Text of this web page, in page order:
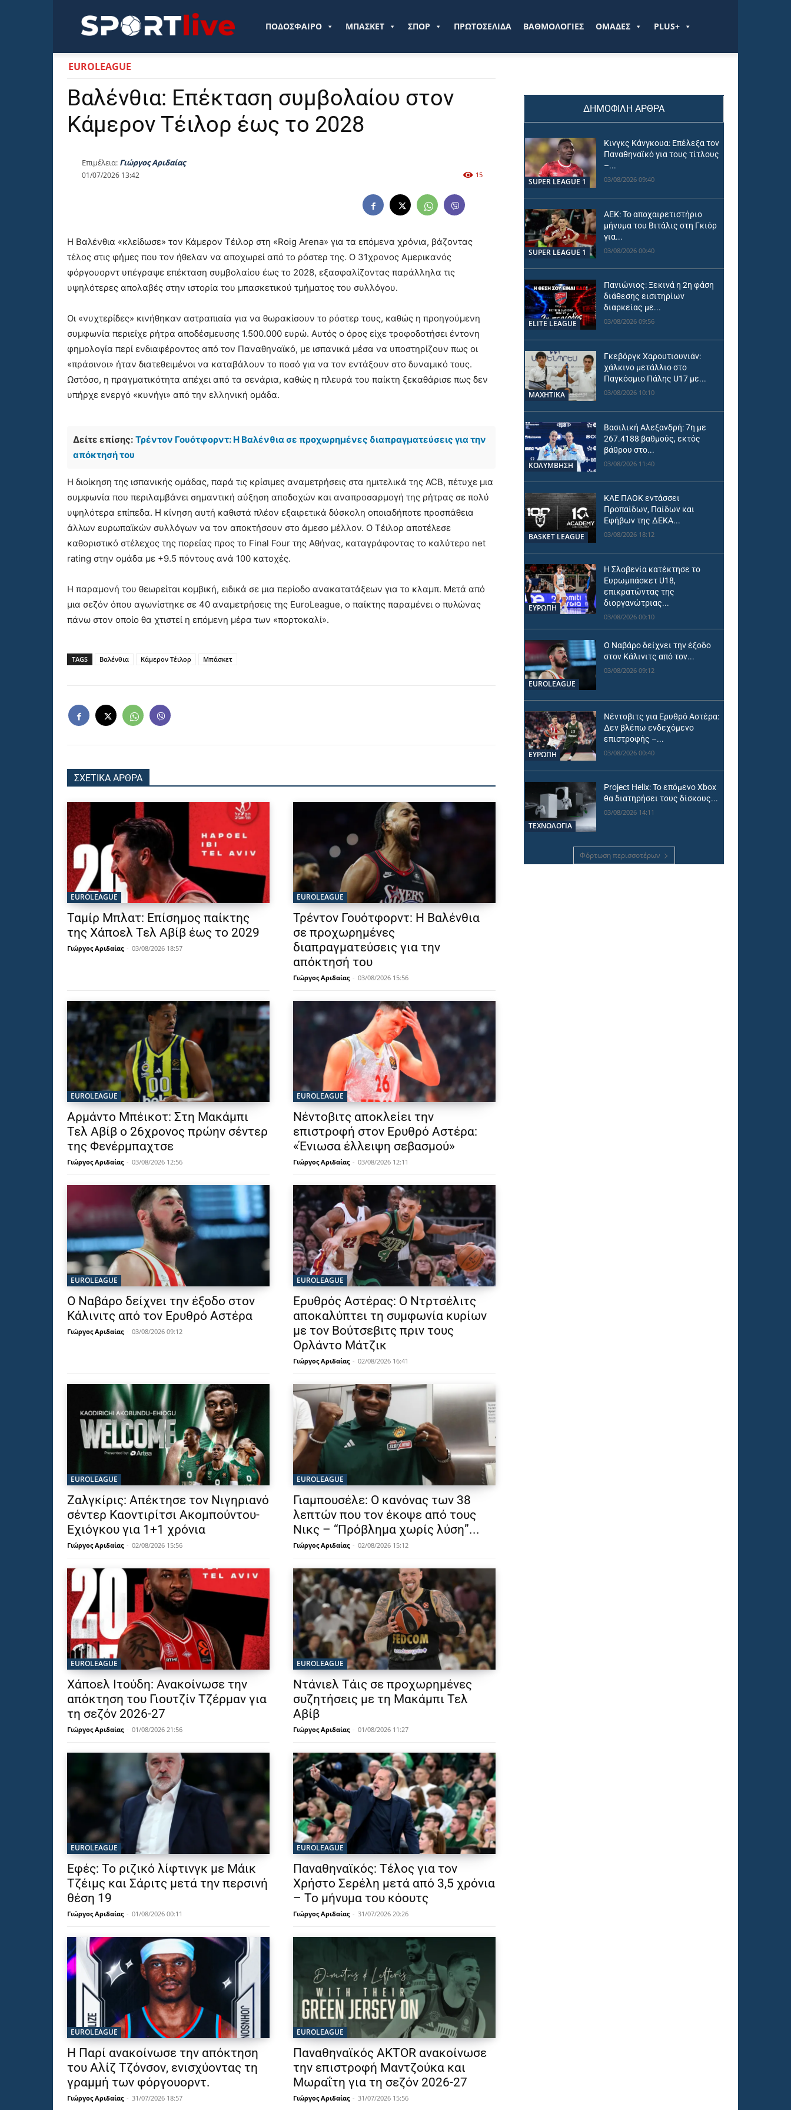
Sportlive.grΠΟΔΟΣΦΑΙΡΟ ΜΠΑΣΚΕΤ ΣΠΟΡ ΠΡΩΤΟΣΕΛΙΔΑ ΒΑΘΜΟΛΟΓΙΕΣ ΟΜΑΔΕΣ PLUS+
EUROLEAGUE
Βαλένθια: Επέκταση συμβολαίου στον
Κάμερον Τέιλορ έως το 2028
Επιμέλεια: Γιώργος Αριδαίας
01/07/2026 13:42 15
Η Βαλένθια «κλείδωσε» τον Κάμερον Τέιλορ στη «Roig Arena» για τα επόμενα χρόνια, βάζοντας
τέλος στις φήμες που τον ήθελαν να αποχωρεί από το ρόστερ της. Ο 31χρονος Αμερικανός
φόργουορντ υπέγραψε επέκταση συμβολαίου έως το 2028, εξασφαλίζοντας παράλληλα τις
υψηλότερες απολαβές στην ιστορία του μπασκετικού τμήματος του συλλόγου.
Οι «νυχτερίδες» κινήθηκαν αστραπιαία για να θωρακίσουν το ρόστερ τους, καθώς η προηγούμενη
συμφωνία περιείχε ρήτρα αποδέσμευσης 1.500.000 ευρώ. Αυτός ο όρος είχε τροφοδοτήσει έντονη
φημολογία περί ενδιαφέροντος από τον Παναθηναϊκό, με ισπανικά μέσα να υποστηρίζουν πως οι
«πράσινοι» ήταν διατεθειμένοι να καταβάλουν το ποσό για να τον εντάξουν στο δυναμικό τους.
Ωστόσο, η πραγματικότητα απέχει από τα σενάρια, καθώς η πλευρά του παίκτη ξεκαθάρισε πως δεν
υπήρχε ενεργό «κυνήγι» από την ελληνική ομάδα.
Δείτε επίσης: Τρέντον Γουότφορντ: Η Βαλένθια σε προχωρημένες διαπραγματεύσεις για την
απόκτησή του
Η διοίκηση της ισπανικής ομάδας, παρά τις κρίσιμες αναμετρήσεις στα ημιτελικά της ACB, πέτυχε μια
συμφωνία που περιλαμβάνει σημαντική αύξηση αποδοχών και αναπροσαρμογή της ρήτρας σε πολύ
υψηλότερα επίπεδα. Η κίνηση αυτή καθιστά πλέον εξαιρετικά δύσκολη οποιαδήποτε προσπάθεια
άλλων ευρωπαϊκών συλλόγων να τον αποκτήσουν στο άμεσο μέλλον. Ο Τέιλορ αποτέλεσε
καθοριστικό στέλεχος της πορείας προς το Final Four της Αθήνας, καταγράφοντας το καλύτερο net
rating στην ομάδα με +9.5 πόντους ανά 100 κατοχές.
Η παραμονή του θεωρείται κομβική, ειδικά σε μια περίοδο ανακατατάξεων για το κλαμπ. Μετά από
μια σεζόν όπου αγωνίστηκε σε 40 αναμετρήσεις της EuroLeague, ο παίκτης παραμένει ο πυλώνας
πάνω στον οποίο θα χτιστεί η επόμενη μέρα των «πορτοκαλί».
TAGS Βαλένθια Κάμερον Τέιλορ Μπάσκετ
ΣΧΕΤΙΚΑ ΑΡΘΡΑ
EUROLEAGUE
Ταμίρ Μπλατ: Επίσημος παίκτης
της Χάποελ Τελ Αβίβ έως το 2029
Γιώργος Αριδαίας - 03/08/2026 18:57
EUROLEAGUE
Τρέντον Γουότφορντ: Η Βαλένθια
σε προχωρημένες
διαπραγματεύσεις για την
απόκτησή του
Γιώργος Αριδαίας - 03/08/2026 15:56
EUROLEAGUE
Αρμάντο Μπέικοτ: Στη Μακάμπι
Τελ Αβίβ ο 26χρονος πρώην σέντερ
της Φενέρμπαχτσε
Γιώργος Αριδαίας - 03/08/2026 12:56
EUROLEAGUE
Νέντοβιτς αποκλείει την
επιστροφή στον Ερυθρό Αστέρα:
«Ένιωσα έλλειψη σεβασμού»
Γιώργος Αριδαίας - 03/08/2026 12:11
EUROLEAGUE
Ο Ναβάρο δείχνει την έξοδο στον
Κάλινιτς από τον Ερυθρό Αστέρα
Γιώργος Αριδαίας - 03/08/2026 09:12
EUROLEAGUE
Ερυθρός Αστέρας: Ο Ντρτσέλιτς
αποκαλύπτει τη συμφωνία κυρίων
με τον Βούτσεβιτς πριν τους
Ορλάντο Μάτζικ
Γιώργος Αριδαίας - 02/08/2026 16:41
EUROLEAGUE
Ζαλγκίρις: Απέκτησε τον Νιγηριανό
σέντερ Καοντιρίτσι Ακομπούντου-
Εχιόγκου για 1+1 χρόνια
Γιώργος Αριδαίας - 02/08/2026 15:56
EUROLEAGUE
Γιαμπουσέλε: Ο κανόνας των 38
λεπτών που τον έκοψε από τους
Νικς – “Πρόβλημα χωρίς λύση”...
Γιώργος Αριδαίας - 02/08/2026 15:12
EUROLEAGUE
Χάποελ Ιτούδη: Ανακοίνωσε την
απόκτηση του Γιουτζίν Τζέρμαν για
τη σεζόν 2026-27
Γιώργος Αριδαίας - 01/08/2026 21:56
EUROLEAGUE
Ντάνιελ Τάις σε προχωρημένες
συζητήσεις με τη Μακάμπι Τελ
Αβίβ
Γιώργος Αριδαίας - 01/08/2026 11:27
EUROLEAGUE
Εφές: Το ριζικό λίφτινγκ με Μάικ
Τζέιμς και Σάριτς μετά την περσινή
θέση 19
Γιώργος Αριδαίας - 01/08/2026 00:11
EUROLEAGUE
Παναθηναϊκός: Τέλος για τον
Χρήστο Σερέλη μετά από 3,5 χρόνια
– Το μήνυμα του κόουτς
Γιώργος Αριδαίας - 31/07/2026 20:26
EUROLEAGUE
Η Παρί ανακοίνωσε την απόκτηση
του Αλίζ Τζόνσον, ενισχύοντας τη
γραμμή των φόργουορντ.
Γιώργος Αριδαίας - 31/07/2026 18:57
EUROLEAGUE
Παναθηναϊκός AKTOR ανακοίνωσε
την επιστροφή Μαντζούκα και
Μωραΐτη για τη σεζόν 2026-27
Γιώργος Αριδαίας - 31/07/2026 15:56
ΔΗΜΟΦΙΛΗ ΑΡΘΡΑ
SUPER LEAGUE 1
Κινγκς Κάνγκουα: Επέλεξα τον
Παναθηναϊκό για τους τίτλους
–...
03/08/2026 09:40
SUPER LEAGUE 1
ΑΕΚ: Το αποχαιρετιστήριο
μήνυμα του Βιτάλις στη Γκιόρ
για...
03/08/2026 00:40
ELITE LEAGUE
Πανιώνιος: Ξεκινά η 2η φάση
διάθεσης εισιτηρίων
διαρκείας με...
03/08/2026 09:56
ΜΑΧΗΤΙΚΑ
Γκεβόργκ Χαρουτιουνιάν:
χάλκινο μετάλλιο στο
Παγκόσμιο Πάλης U17 με...
03/08/2026 10:10
ΚΟΛΥΜΒΗΣΗ
Βασιλική Αλεξανδρή: 7η με
267.4188 βαθμούς, εκτός
βάθρου στο...
03/08/2026 11:40
BASKET LEAGUE
ΚΑΕ ΠΑΟΚ εντάσσει
Προπαίδων, Παίδων και
Εφήβων της ΔΕΚΑ...
03/08/2026 18:12
ΕΥΡΩΠΗ
Η Σλοβενία κατέκτησε το
Ευρωμπάσκετ U18,
επικρατώντας της
διοργανώτριας...
03/08/2026 00:10
EUROLEAGUE
Ο Ναβάρο δείχνει την έξοδο
στον Κάλινιτς από τον...
03/08/2026 09:12
ΕΥΡΩΠΗ
Νέντοβιτς για Ερυθρό Αστέρα:
Δεν βλέπω ενδεχόμενο
επιστροφής –...
03/08/2026 00:40
ΤΕΧΝΟΛΟΓΙΑ
Project Helix: Το επόμενο Xbox
θα διατηρήσει τους δίσκους...
03/08/2026 14:11
Φόρτωση περισσοτέρων